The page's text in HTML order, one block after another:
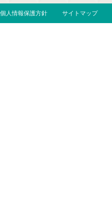
個人情報保護方針 サイトマップ